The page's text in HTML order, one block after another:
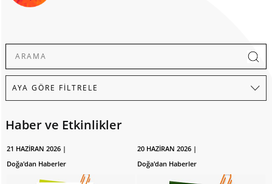
Haber ve Etkinlikler
21 HAZİRAN 2026 |
Doğa'dan Haberler
20 HAZİRAN 2026 |
Doğa'dan Haberler